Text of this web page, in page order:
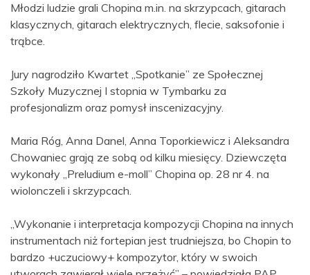
Młodzi ludzie grali Chopina m.in. na skrzypcach, gitarach
klasycznych, gitarach elektrycznych, flecie, saksofonie i
trąbce.
Jury nagrodziło Kwartet „Spotkanie” ze Społecznej
Szkoły Muzycznej I stopnia w Tymbarku za
profesjonalizm oraz pomysł inscenizacyjny.
Maria Róg, Anna Danel, Anna Toporkiewicz i Aleksandra
Chowaniec grają ze sobą od kilku miesięcy. Dziewczęta
wykonały „Preludium e-moll” Chopina op. 28 nr 4. na
wiolonczeli i skrzypcach.
„Wykonanie i interpretacja kompozycji Chopina na innych
instrumentach niż fortepian jest trudniejsza, bo Chopin to
bardzo +uczuciowy+ kompozytor, który w swoich